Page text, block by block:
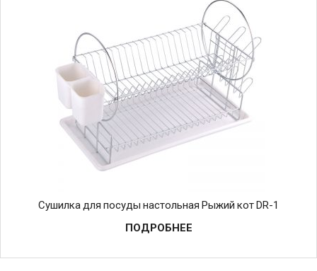
Сушилка для посуды настольная Рыжий кот DR-1
ПОДРОБНЕЕ